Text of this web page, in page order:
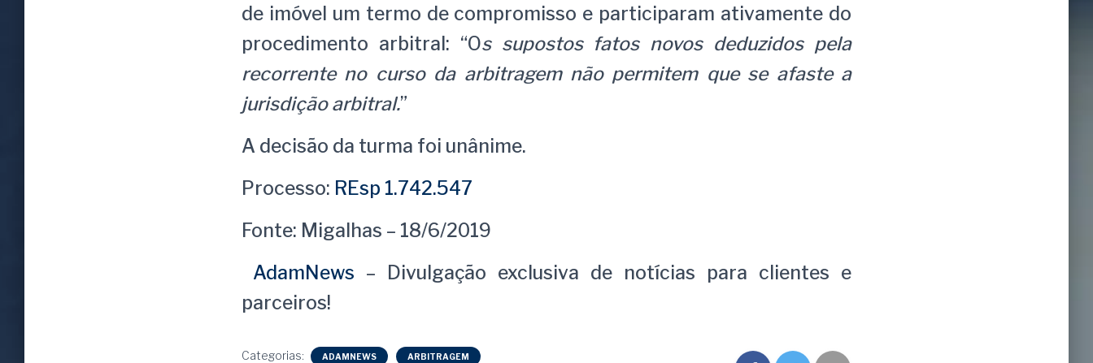
de imóvel um termo de compromisso e participaram ativamente do
procedimento arbitral: “Os supostos fatos novos deduzidos pela
recorrente no curso da arbitragem não permitem que se afaste a
jurisdição arbitral.”
A decisão da turma foi unânime.
Processo: REsp 1.742.547
Fonte: Migalhas – 18/6/2019
AdamNews – Divulgação exclusiva de notícias para clientes e
parceiros!
Categorias: ADAMNEWS ARBITRAGEM